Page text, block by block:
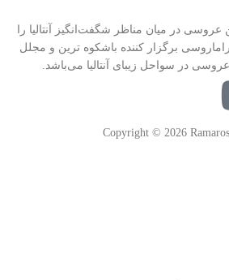
در میان مناظر شگفت‌انگیز آنتالیا را
برگزار کننده باشکوه ترین و مجلل
در سواحل زیبای آنتالیا می‌باشد.
Copyright © 2026